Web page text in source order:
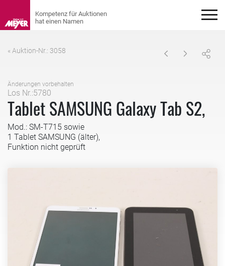
« Auktion-Nr.: 3058
Änderungen vorbehalten
Los Nr.:5780
Tablet SAMSUNG Galaxy Tab S2,
Mod.: SM-T715 sowie
1 Tablet SAMSUNG (älter),
Funktion nicht geprüft